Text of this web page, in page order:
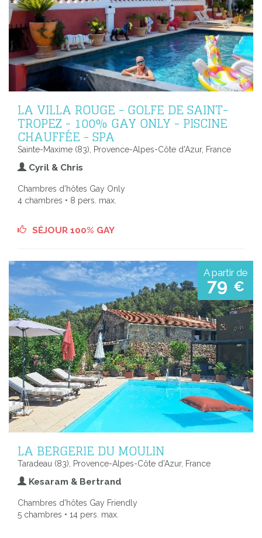
LA VILLA ROUGE - GOLFE DE SAINT-
TROPEZ - 100% GAY ONLY - PISCINE
CHAUFFÉE - SPA
Sainte-Maxime (83), Provence-Alpes-Côte d'Azur, France
Cyril & Chris
Chambres d'hôtes Gay Only
4 chambres • 8 pers. max.
SÉJOUR 100% GAY
A partir de
79 €
LA BERGERIE DU MOULIN
Taradeau (83), Provence-Alpes-Côte d'Azur, France
Kesaram & Bertrand
Chambres d'hôtes Gay Friendly
5 chambres • 14 pers. max.